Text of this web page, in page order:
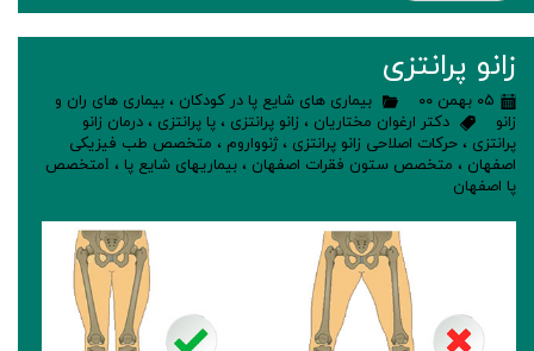
زانو پرانتزی
۰۵ بهمن ۰۰ بیماری های شایع پا در کودکان ، بیماری های ران و
زانو
دکتر ارغوان مختاریان ، زانو پرانتزی ، پا پرانتزی ، درمان زانو
پرانتزی ، حرکات اصلاحی زانو پرانتزی ، ژنوواروم ، متخصص طب فیزیکی
اصفهان ، متخصص ستون فقرات اصفهان ، بیماریهای شایع پا ، lمتخصص
پا اصفهان